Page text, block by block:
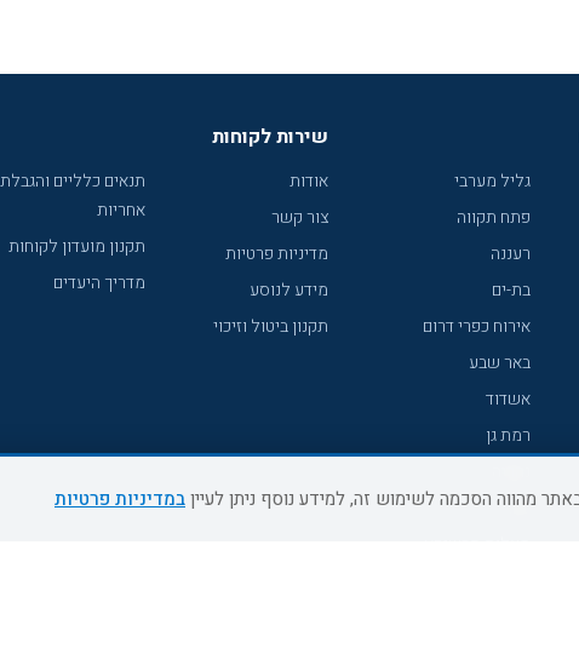
גליל מערבי
פתח תקווה
רעננה
בת-ים
אירוח כפרי דרום
באר שבע
אשדוד
רמת גן
עכו
שירות לקוחות
אודות
צור קשר
מדיניות פרטיות
מידע לנוסע
תקנון ביטול וזיכוי
תנאים כלליים והגבלת
אחריות
תקנון מועדון לקוחות
מדריך היעדים
במדיניות פרטיות